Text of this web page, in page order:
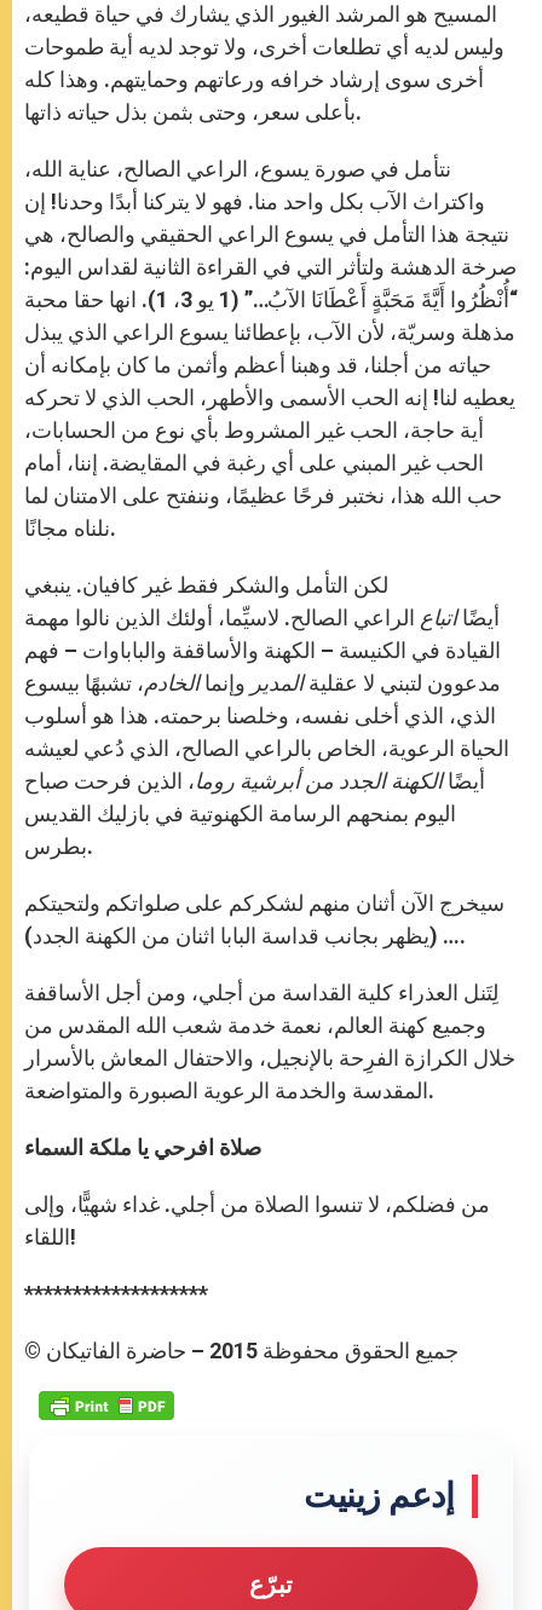
المسيح هو المرشد الغيور الذي يشارك في حياة قطيعه،
وليس لديه أي تطلعات أخرى، ولا توجد لديه أية طموحات
أخرى سوى إرشاد خرافه ورعاتهم وحمايتهم. وهذا كله
بأعلى سعر، وحتى بثمن بذل حياته ذاتها.
نتأمل في صورة يسوع، الراعي الصالح، عناية الله،
واكتراث الآب بكل واحد منا. فهو لا يتركنا أبدًا وحدنا! إن
نتيجة هذا التأمل في يسوع الراعي الحقيقي والصالح، هي
صرخة الدهشة ولتأثر التي في القراءة الثانية لقداس اليوم:
“أُنْظُرُوا أَيَّةَ مَحَبَّةٍ أَعْطَانَا الآبُ…” (1 يو 3، 1). انها حقا محبة
مذهلة وسريّة، لأن الآب، بإعطائنا يسوع الراعي الذي يبذل
حياته من أجلنا، قد وهبنا أعظم وأثمن ما كان بإمكانه أن
يعطيه لنا! إنه الحب الأسمى والأطهر، الحب الذي لا تحركه
أية حاجة، الحب غير المشروط بأي نوع من الحسابات،
الحب غير المبني على أي رغبة في المقايضة. إننا، أمام
حب الله هذا، نختبر فرحًا عظيمًا، وننفتح على الامتنان لما
نلناه مجانًا.
لكن التأمل والشكر فقط غير كافيان. ينبغي
أيضًااتباع الراعي الصالح. لاسيِّما، أولئك الذين نالوا مهمة
القيادة في الكنيسة – الكهنة والأساقفة والباباوات – فهم
مدعوون لتبني لا عقليةالمدير وإنماالخادم، تشبهًا بيسوع
الذي، الذي أخلى نفسه، وخلصنا برحمته. هذا هو أسلوب
الحياة الرعوية، الخاص بالراعي الصالح، الذي دُعي لعيشه
أيضًاالكهنة الجدد من أبرشية روما، الذين فرحت صباح
اليوم بمنحهم الرسامة الكهنوتية في بازليك القديس
بطرس.
سيخرج الآن أثنان منهم لشكركم على صلواتكم ولتحيتكم
… (يظهر بجانب قداسة البابا اثنان من الكهنة الجدد).
لِتَنل العذراء كلية القداسة من أجلي، ومن أجل الأساقفة
وجميع كهنة العالم، نعمة خدمة شعب الله المقدس من
خلال الكرازة الفرِحة بالإنجيل، والاحتفال المعاش بالأسرار
المقدسة والخدمة الرعوية الصبورة والمتواضعة.
صلاة افرحي يا ملكة السماء
من فضلكم، لا تنسوا الصلاة من أجلي. غداء شهيًّا، وإلى
اللقاء!
*******************
© جميع الحقوق محفوظة 2015 – حاضرة الفاتيكان
إدعم زينيت
تبرّع